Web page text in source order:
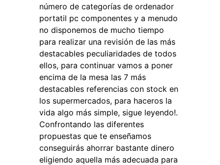
número de categorías de ordenador
portatil pc componentes y a menudo
no disponemos de mucho tiempo
para realizar una revisión de las más
destacables peculiaridades de todos
ellos, para continuar vamos a poner
encima de la mesa las 7 más
destacables referencias con stock en
los supermercados, para haceros la
vida algo más simple, sigue leyendo!.
Confrontando las diferentes
propuestas que te enseñamos
conseguirás ahorrar bastante dinero
eligiendo aquella más adecuada para